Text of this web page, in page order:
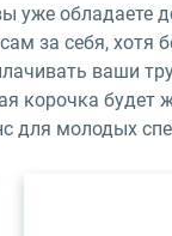
уже обладаете
за себя, хотя
ваши
корочка
для молодых